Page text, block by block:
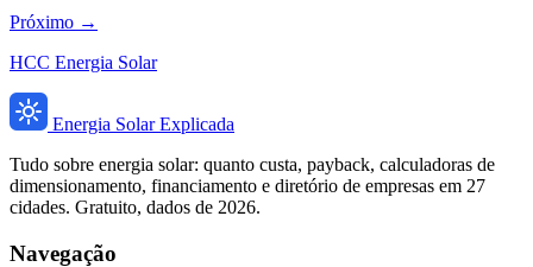
Próximo →
HCC Energia Solar
Energia Solar Explicada
Tudo sobre energia solar: quanto custa, payback, calculadoras de
dimensionamento, financiamento e diretório de empresas em 27
cidades. Gratuito, dados de 2026.
Navegação